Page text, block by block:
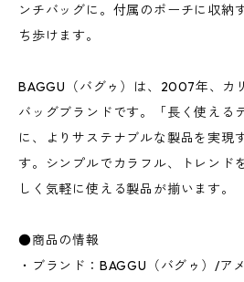
ンチバッグに。付属のポーチに収納
ち歩けます。
BAGGU（バグゥ）は、2007年、カ
バッグブランドです。「長く使える
に、よりサステナブルな製品を実現
す。シンプルでカラフル、トレンド
しく気軽に使える製品が揃います。
●商品の情報
・ブランド：BAGGU（バグゥ）/ア